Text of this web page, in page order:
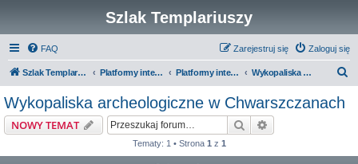
Szlak Templariuszy
FAQ Zaloguj się
Zarejestruj się
Szlak Templariuszy Platformy interaktywne Szlaku Templariuszy Platformy interaktywne - Miejsca związane z Templariuszami Wykopaliska archeologiczne w Chwarszczanach
Wykopaliska archeologiczne w Chwarszczanach
NOWY TEMAT Szukaj
Tematy: 1 • Strona 1 z 1